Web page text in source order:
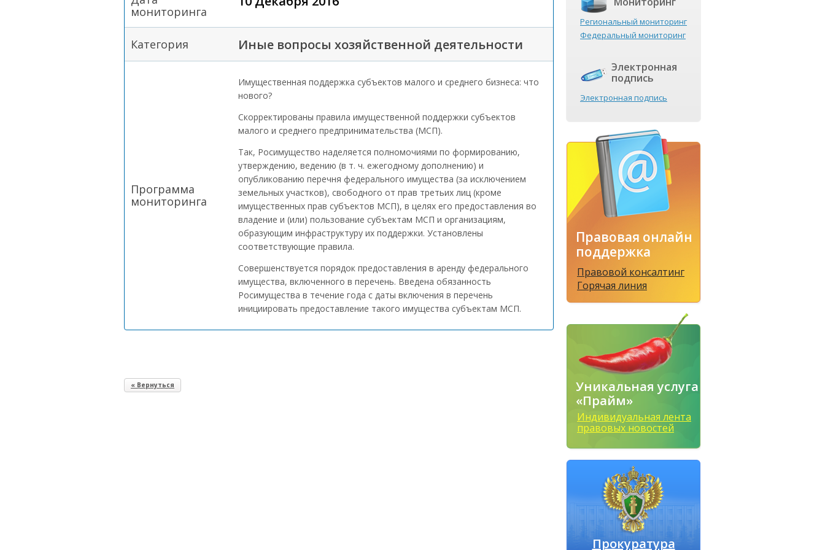
мониторинга
Категория Иные вопросы хозяйственной деятельности
Программа
мониторинга
Имущественная поддержка субъектов малого и среднего бизнеса: что
нового?
Скорректированы правила имущественной поддержки субъектов
малого и среднего предпринимательства (МСП).
Так, Росимущество наделяется полномочиями по формированию,
утверждению, ведению (в т. ч. ежегодному дополнению) и
опубликованию перечня федерального имущества (за исключением
земельных участков), свободного от прав третьих лиц (кроме
имущественных прав субъектов МСП), в целях его предоставления во
владение и (или) пользование субъектам МСП и организациям,
образующим инфраструктуру их поддержки. Установлены
соответствующие правила.
Совершенствуется порядок предоставления в аренду федерального
имущества, включенного в перечень. Введена обязанность
Росимущества в течение года с даты включения в перечень
инициировать предоставление такого имущества субъектам МСП.
« Вернуться
Региональный мониторинг
Федеральный мониторинг
Электронная
подпись
Электронная подпись
Правовая онлайн
поддержка
Правовой консалтинг
Горячая линия
Уникальная услуга
«Прайм»
Индивидуальная лента
правовых новостей
Прокуратура